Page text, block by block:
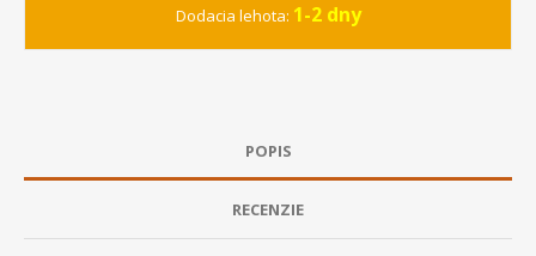
Dodacia lehota: 1-2 dny
POPIS
RECENZIE